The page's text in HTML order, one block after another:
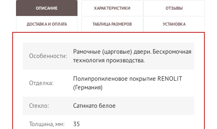
ОПИСАНИЕ ХАРАКТЕРИСТИКИ ОТЗЫВЫ
ДОСТАВКА И ОПЛАТА ТАБЛИЦА РАЗМЕРОВ УСТАНОВКА
Особенности:
Рамочные (царговые) двери. Бескромочная
технология производства.
Отделка:
Полипропиленовое покрытие RENOLIT
(Германия)
Стекло: Сатинато белое
Толщина, мм: 35